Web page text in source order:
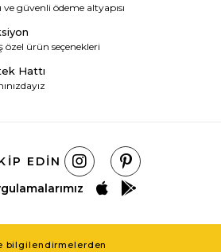
güvenli ödeme altyapısı
özel ürün seçenekleri
Hattı
EDIN
bilgilendirmelerden